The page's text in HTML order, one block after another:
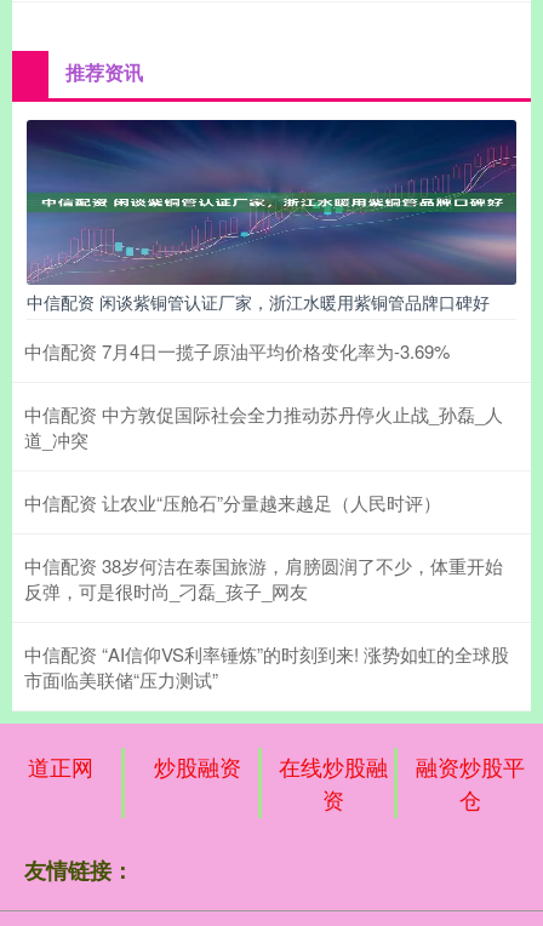
推荐资讯
中信配资 闲谈紫铜管认证厂家，浙江水暖用紫铜管品牌口碑好
中信配资 7月4日一揽子原油平均价格变化率为-3.69%
中信配资 中方敦促国际社会全力推动苏丹停火止战_孙磊_人
道_冲突
中信配资 让农业“压舱石”分量越来越足（人民时评）
中信配资 38岁何洁在泰国旅游，肩膀圆润了不少，体重开始
反弹，可是很时尚_刁磊_孩子_网友
中信配资 “AI信仰VS利率锤炼”的时刻到来! 涨势如虹的全球股
市面临美联储“压力测试”
道正网 炒股融资
在线炒股融
资
融资炒股平
仓
友情链接：